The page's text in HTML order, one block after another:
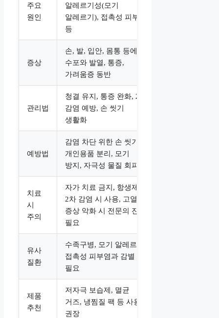
주요
원인
알레르기성(모기
알레르기), 접촉성 피부염
등
증상
손, 발, 입안, 몸통 등에
수포와 발열, 통증,
가려움증 동반
관리법
청결 유지, 통증 완화, 2차
감염 예방, 손 씻기
생활화
예방법
감염 차단 위한 손 씻기,
개인용품 분리, 모기
방지, 자극성 물질 회피
치료
시
주의
자가 치료 금지, 항생제는
2차 감염 시 사용, 고열 및
증상 악화 시 전문의 진료
필요
유사
질환
수족구병, 모기 알레르기,
접촉성 피부염과 감별
필요
제품
추천
저자극 보습제, 멸균
거즈, 냉찜질 팩 등 사용
권장